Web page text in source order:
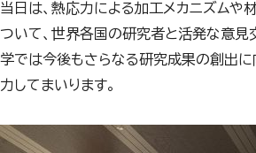
当日は、熱応力による加工メカニズムや
ついて、世界各国の研究者と活発な意見
学では今後もさらなる研究成果の創出に
力してまいります。